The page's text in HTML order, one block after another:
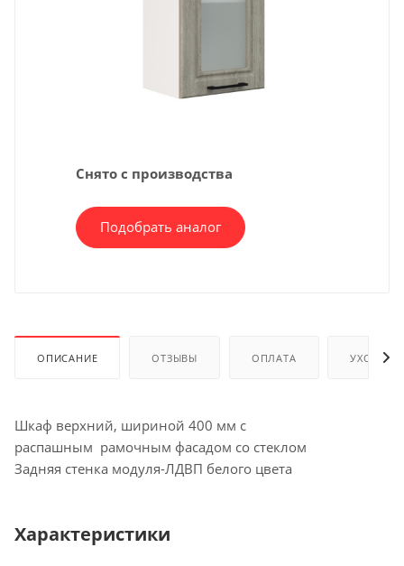
Снято с производства
Подобрать аналог
ОПИСАНИЕ ОТЗЫВЫ ОПЛАТА УХОД И
Шкаф верхний, шириной 400 мм с
распашным рамочным фасадом со стеклом
Задняя стенка модуля-ЛДВП белого цвета
Характеристики